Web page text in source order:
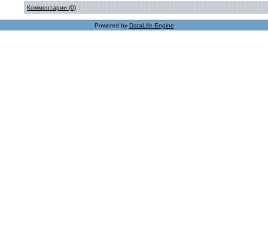
Комментарии (0)
Powered by DataLife Engine